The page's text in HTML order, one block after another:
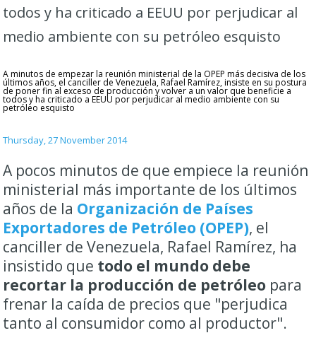
todos y ha criticado a EEUU por perjudicar al
medio ambiente con su petróleo esquisto
A minutos de empezar la reunión ministerial de la OPEP más decisiva de los
últimos años, el canciller de Venezuela, Rafael Ramírez, insiste en su postura
de poner fin al exceso de producción y volver a un valor que beneficie a
todos y ha criticado a EEUU por perjudicar al medio ambiente con su
petróleo esquisto
Thursday, 27 November 2014
A pocos minutos de que empiece la reunión
ministerial más importante de los últimos
años de la Organización de Países
Exportadores de Petróleo (OPEP), el
canciller de Venezuela, Rafael Ramírez, ha
insistido que todo el mundo debe
recortar la producción de petróleo para
frenar la caída de precios que "perjudica
tanto al consumidor como al productor".